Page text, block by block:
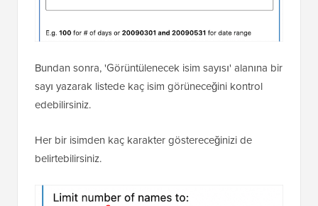
Bundan sonra, 'Görüntülenecek isim sayısı' alanına bir
sayı yazarak listede kaç isim görüneceğini kontrol
edebilirsiniz.
Her bir isimden kaç karakter göstereceğinizi de
belirtebilirsiniz.